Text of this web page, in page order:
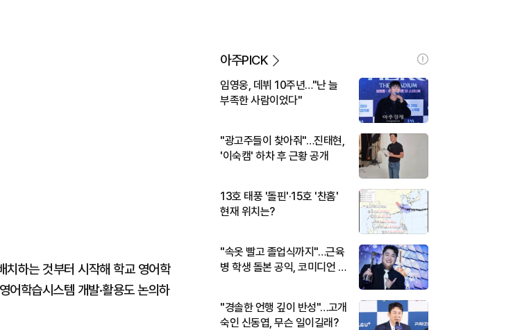
치하는 것부터 시작해 학교 영어학
어학습시스템 개발·활용도 논의하
아주PICK
임영웅, 데뷔 10주년…"난 늘
부족한 사람이었다"
"광고주들이 찾아줘"…진태현,
'이숙캠' 하차 후 근황 공개
13호 태풍 '돌핀'·15호 '찬홈'
현재 위치는?
"속옷 빨고 졸업식까지"…근육
병 학생 돌본 공익, 코미디언 김
"경솔한 언행 깊이 반성"…고개
숙인 신동엽, 무슨 일이길래?